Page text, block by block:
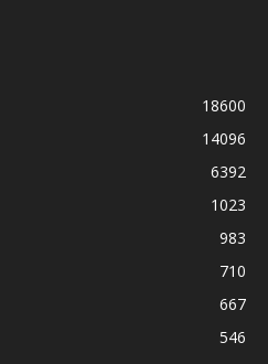
18600
14096
6392
1023
983
710
667
546